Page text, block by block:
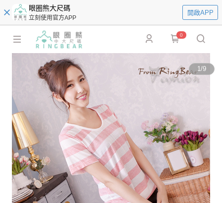
眼圈熊大尺碼
立刻使用官方APP
開啟APP
0
1/9